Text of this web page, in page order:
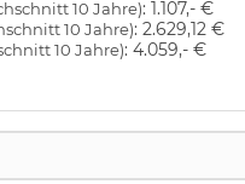
10 Jahre): 1.107,- €
10 Jahre): 2.629,12 €
10 Jahre): 4.059,- €